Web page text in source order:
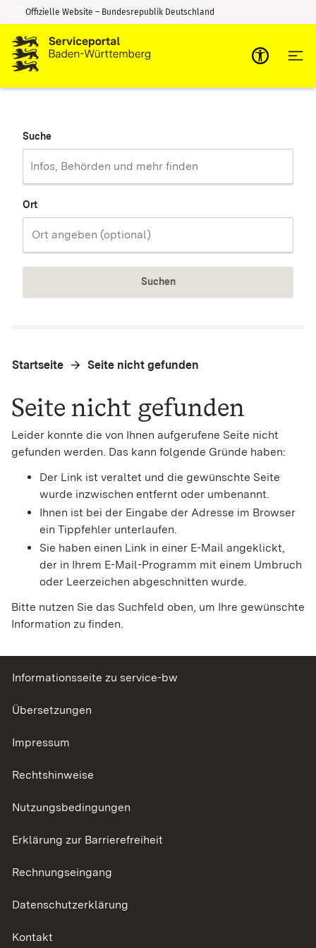
Zum Inhalt springen
Zur Suche springen
Offizielle Website – Bundesrepublik Deutschland
Suche
Ort
Suchen
Startseite Seite nicht gefunden
Seite nicht gefunden
Leider konnte die von Ihnen aufgerufene Seite nicht
gefunden werden. Das kann folgende Gründe haben:
Der Link ist veraltet und die gewünschte Seite
wurde inzwischen entfernt oder umbenannt.
Ihnen ist bei der Eingabe der Adresse im Browser
ein Tippfehler unterlaufen.
Sie haben einen Link in einer E-Mail angeklickt,
der in Ihrem E-Mail-Programm mit einem Umbruch
oder Leerzeichen abgeschnitten wurde.
Bitte nutzen Sie das Suchfeld oben, um Ihre gewünschte
Information zu finden.
Informationsseite zu service-bw
Übersetzungen
Impressum
Rechtshinweise
Nutzungsbedingungen
Erklärung zur Barrierefreiheit
Rechnungseingang
Datenschutzerklärung
Kontakt